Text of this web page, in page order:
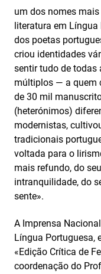
um dos nomes
literatura em Língua
dos poetas
criou identidades
sentir tudo de todas
múltiplos — a quem
de 30 mil
(heterónimos)
modernistas,
tradicionais
voltada para o
mais refundo, do
intranquilidade, do
sente».
A Imprensa
Língua Portuguesa,
«Edição Crítica de
coordenação do